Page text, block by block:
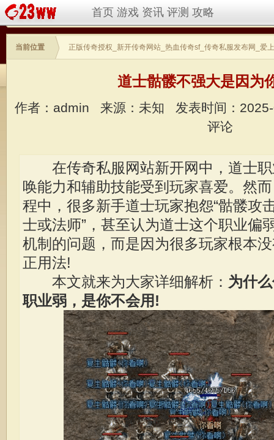
首页 游戏 资讯 评测 攻略
当前位置 正版传奇授权_新开传奇网站_热血传奇sf_传奇私服发布网_爱
道士骷髅不强大是因为
作者：admin 来源：未知
发表时间：
评论
在传奇私服网站新开网中，道士职
唤能力和辅助技能受到玩家喜爱。然
程中，很多新手道士玩家抱怨“骷髅攻
士或法师”，甚至认为道士这个职业偏
机制的问题，而是因为很多玩家根本
正用法!
本文就来为大家详细解析： 为什
职业弱，是你不会用!